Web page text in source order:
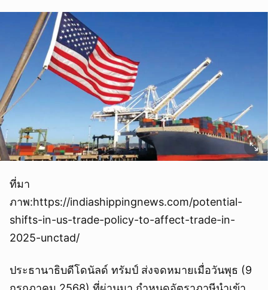
ที่มา
ภาพ:https://indiashippingnews.com/potential-
shifts-in-us-trade-policy-to-affect-trade-in-
2025-unctad/
ประธานาธิบดีโดนัลด์ ทรัมป์ ส่งจดหมายเมื่อวันพุธ (9